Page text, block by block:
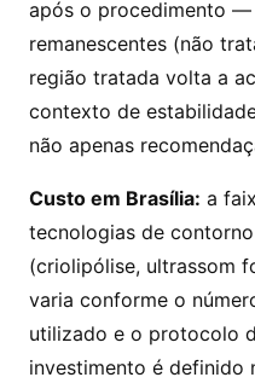
após o procedimento
remanescentes (não
região tratada volta a
contexto de
não apenas
Custo em Brasília: a
tecnologias de
(criolipólise, ultrassom
varia conforme o
utilizado e o protocolo
investimento é definido